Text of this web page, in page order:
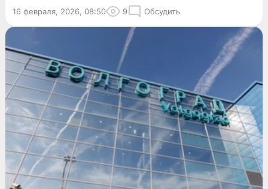
16 февраля, 2026, 08:50 9 Обсудить